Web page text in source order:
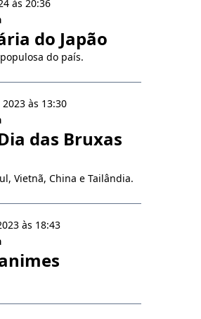
às 20:36
do Japão
do país.
às 13:30
das Bruxas
Vietnã, China e Tailândia.
às 18:43